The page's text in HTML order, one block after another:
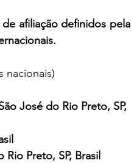
afiliação definidos pela
nacionais)
José do Rio Preto, SP,
Rio Preto, SP, Brasil